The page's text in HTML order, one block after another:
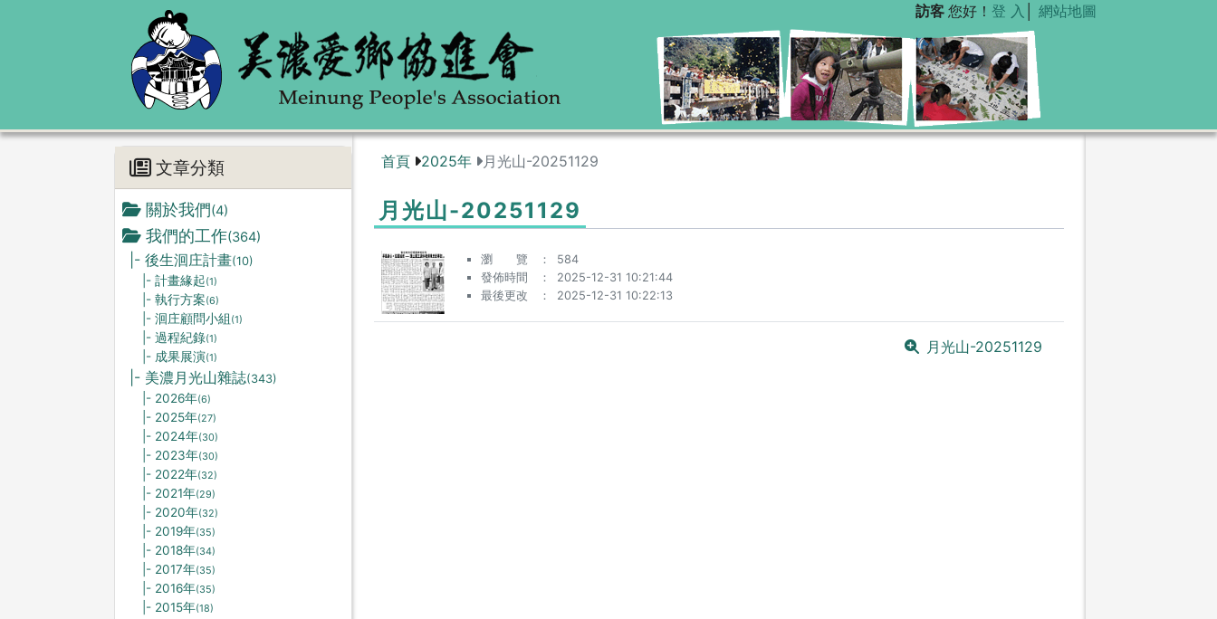
訪客 您好！ 登 入 網站地圖
文章分類
關於我們(4)
我們的工作(364)
|- 後生洄庄計畫(10)
|- 計畫緣起(1)
|- 執行方案(6)
|- 洄庄顧問小組 (1)
|- 過程紀錄(1)
|- 成果展演(1)
|- 美濃月光山雜誌(343)
|- 2026年(6)
|- 2025年(27)
|- 2024年(30)
|- 2023年(30)
|- 2022年(32)
|- 2021年(29)
|- 2020年(32)
|- 2019年(35)
|- 2018年(34)
|- 2017年(35)
|- 2016年(35)
|- 2015年(18)
首頁 2025年 月光山-20251129
月光山-20251129
瀏 覽
584
發佈時間
2025-12-31 10:21:44
最後更改
2025-12-31 10:22:13
月光山-20251129